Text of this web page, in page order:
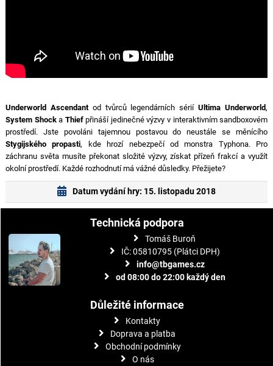
Underworld Ascendantod tvůrců legendárních sériíUltima Underworld,
System Shocka Thiefpřináší jedinečné výzvy v interaktivním sandboxovém
prostředí. Jste povoláni tajemnou postavou do neustále se měnícího
Stygijského propasti, kde hrozí nebezpečí od monstra Typhona. Pro
záchranu světa musíte překonat složité výzvy, získat přízeň frakcí a využít
okolní prostředí. Každé rozhodnutí má vážné důsledky. Přežijete?
Datum vydání hry: 15. listopadu 2018
Technická podpora
Tomáš Buroň
IČ: 05810795 (Plátci DPH)
info@tbgames.cz
od 08:00 do 22:00 každý den
Důležité informace
Kontakty
Doprava a platba
Obchodní podmínky
O nás